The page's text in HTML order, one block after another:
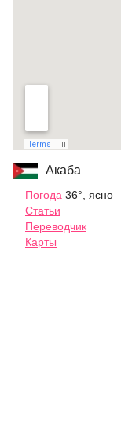
Акаба
Погода 36°, ясно
Статьи
Переводчик
Карты